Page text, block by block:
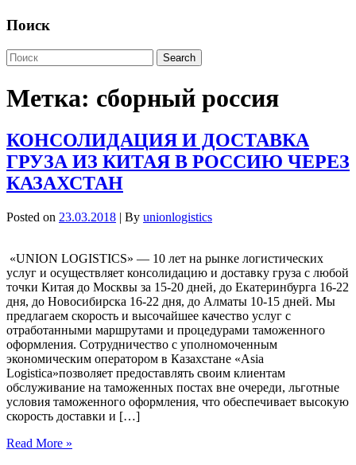
Поиск
Метка: сборный россия
КОНСОЛИДАЦИЯ И ДОСТАВКА
ГРУЗА ИЗ КИТАЯ В РОССИЮ ЧЕРЕЗ
КАЗАХСТАН
Posted on 23.03.2018 | By unionlogistics
«UNION LOGISTICS» — 10 лет на рынке логистических
услуг и осуществляет консолидацию и доставку груза с любой
точки Китая до Москвы за 15-20 дней, до Екатеринбурга 16-22
дня, до Новосибирска 16-22 дня, до Алматы 10-15 дней. Мы
предлагаем скорость и высочайшее качество услуг с
отработанными маршрутами и процедурами таможенного
оформления. Сотрудничество с уполномоченным
экономическим оператором в Казахстане «Asia
Logistica»позволяет предоставлять своим клиентам
обслуживание на таможенных постах вне очереди, льготные
условия таможенного оформления, что обеспечивает высокую
скорость доставки и […]
Read More »